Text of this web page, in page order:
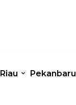
Riau Pekanbaru